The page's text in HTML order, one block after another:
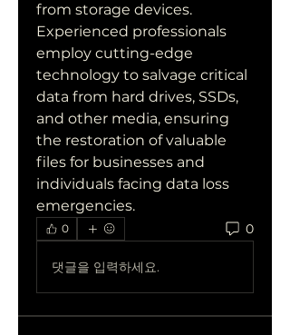
from storage devices.
Experienced professionals
employ cutting-edge
technology to salvage critical
data from hard drives, SSDs,
and other media, ensuring
the restoration of valuable
files for businesses and
individuals facing data loss
emergencies.
0 0
댓글을 입력하세요.